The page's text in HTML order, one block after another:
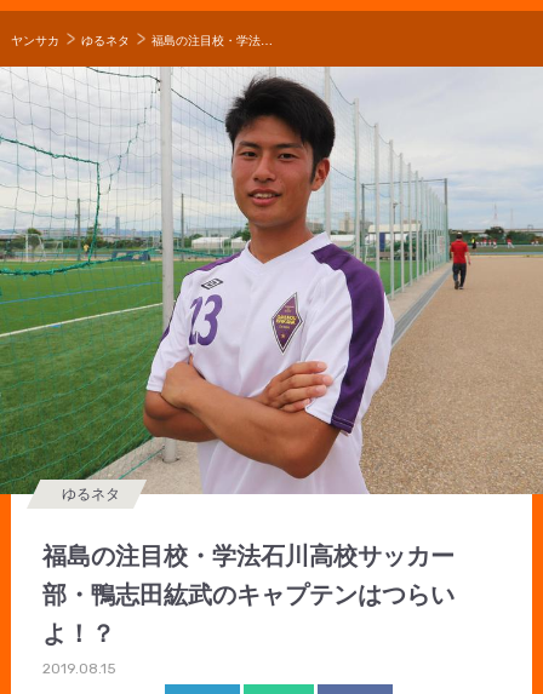
ヤンサカ ゆるネタ 福島の注目校・学法石川高校サッカー部・鴨志田紘武のキャプテンはつらいよ！？
福島の注目校・学法石川高校サッカー
部・鴨志田紘武のキャプテンはつらい
よ！？
ゆるネタ
2019.08.15